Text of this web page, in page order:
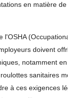
en matière
l'OSHA
doivent
notamment
sanitaires
à ces exigences